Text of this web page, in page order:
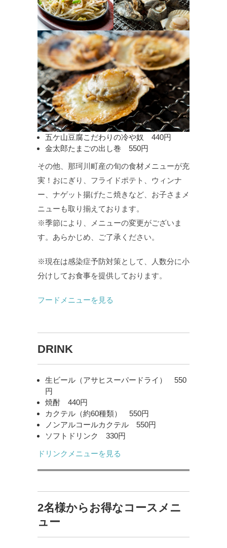
五ケ山豆腐こだわりの冷や奴 440円
金太郎たまごの出し巻 550円
その他、那珂川町産の旬の食材メニューが充
実！おにぎり、フライドポテト、ウィンナ
ー、ナゲット揚げたこ焼きなど、お子さまメ
ニューも取り揃えております。
※季節により、メニューの変更がございま
す。あらかじめ、ご了承ください。
※現在は感染症予防対策として、人数分に小
分けしてお食事を提供しております。
フードメニューを見る
DRINK
生ビール（アサヒスーパードライ） 550
円
焼酎 440円
カクテル（約60種類） 550円
ノンアルコールカクテル 550円
ソフトドリンク 330円
ドリンクメニューを見る
2名様からお得なコースメニ
ュー